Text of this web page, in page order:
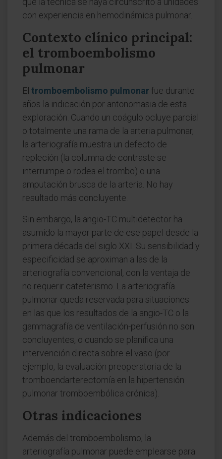
con experiencia en hemodinámica pulmonar.
Contexto clínico principal:
el tromboembolismo
pulmonar
El tromboembolismo pulmonarfue durante
años la indicación por antonomasia de esta
exploración. Cuando un coágulo ocluye parcial
o totalmente una rama de la arteria pulmonar,
la arteriografía muestra un defecto de
repleción (la columna de contraste se
interrumpe o rodea el trombo) o una
amputación brusca de la arteria. No hay
resultado más concluyente.
Sin embargo, la angio-TC multidetector ha
asumido la mayor parte de ese papel desde la
primera década del siglo XXI. Su sensibilidad y
especificidad se aproximan a las de la
arteriografía convencional, con la ventaja de
no requerir cateterismo. La arteriografía
pulmonar queda reservada para situaciones
en las que los resultados de la angio-TC o la
gammagrafía de ventilación-perfusión no son
concluyentes, o cuando se planifica una
intervención directa sobre el vaso (por
ejemplo, la evaluación preoperatoria de la
tromboendarterectomía en la hipertensión
pulmonar tromboembólica crónica).
Otras indicaciones
Además del tromboembolismo, la
arteriografía pulmonar puede emplearse para